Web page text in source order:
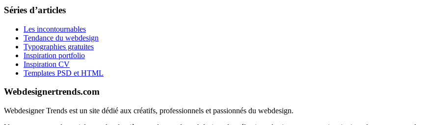
Séries d’articles
Les incontournables
Tendance du webdesign
Typographies gratuites
Inspiration portfolio
Inspiration CV
Templates PSD et HTML
Webdesignertrends.com
Webdesigner Trends est un site dédié aux créatifs, professionnels et passionnés du webdesign.